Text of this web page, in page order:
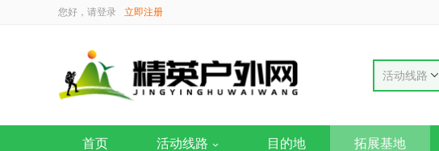
您好，请登录 立即注册
活动线路
首页 活动线路 目的地 拓展基地